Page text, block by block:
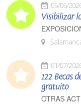
05/06/
Visibilizar
01/07/
122 Becas
gratuito
OTRAS